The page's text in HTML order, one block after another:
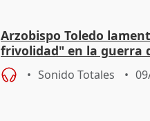
Arzobispo Toledo
frivolidad" en la guerra
Sonido Totales